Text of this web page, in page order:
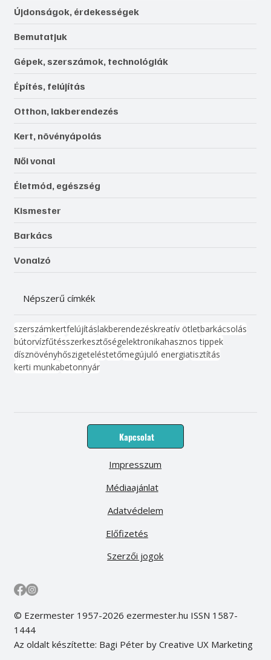
Újdonságok, érdekességek
Bemutatjuk
Gépek, szerszámok, technológiák
Építés, felújítás
Otthon, lakberendezés
Kert, növényápolás
Női vonal
Életmód, egészség
Kismester
Barkács
Vonalzó
Népszerű címkék
szerszámkertfelújításlakberendezéskreatív ötletbarkácsolás
bútorvízfűtésszerkesztőségelektronikahasznos tippek
dísznövényhőszigeteléstetőmegújuló energiatisztítás
kerti munkabetonnyár
Kapcsolat
Médiaajánlat
Előfizetés
Impresszum
Adatvédelem
Szerzői jogok
© Ezermester 1957-2026 ezermester.hu ISSN 1587-
1444
Az oldalt készítette: Bagi Péter by Creative UX Marketing